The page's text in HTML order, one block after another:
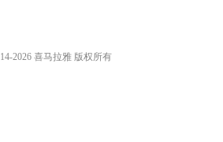
2026 喜马拉雅 版权所有